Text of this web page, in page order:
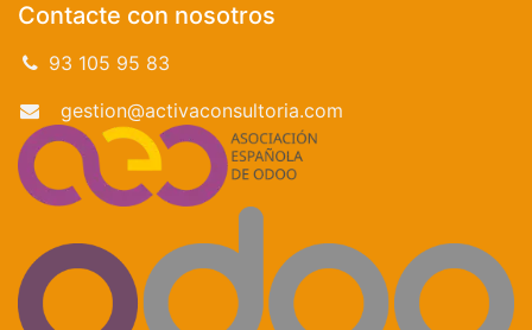
Contacte con nosotros
93 105 95 83
gestion@activaconsultoria.com